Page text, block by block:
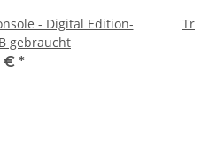
- Digital Edition-
gebraucht
€ *